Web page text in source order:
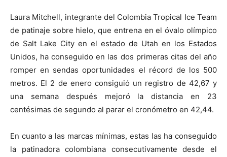
Laura Mitchell, integrante del Colombia Tropical Ice Team
de patinaje sobre hielo, que entrena en el óvalo olímpico
de Salt Lake City en el estado de Utah en los Estados
Unidos, ha conseguido en las dos primeras citas del año
romper en sendas oportunidades el récord de los 500
metros. El 2 de enero consiguió un registro de 42,67 y
una semana después mejoró la distancia en 23
centésimas de segundo al parar el cronómetro en 42,44.
En cuanto a las marcas mínimas, estas las ha conseguido
la patinadora colombiana consecutivamente desde el